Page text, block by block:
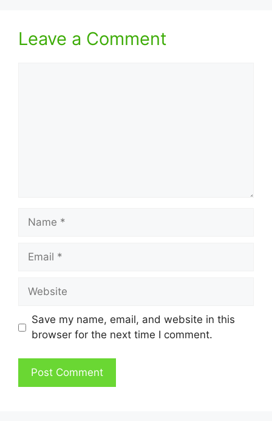
Leave a Comment
Name
Email
Website
Save my name, email, and website in this
browser for the next time I comment.